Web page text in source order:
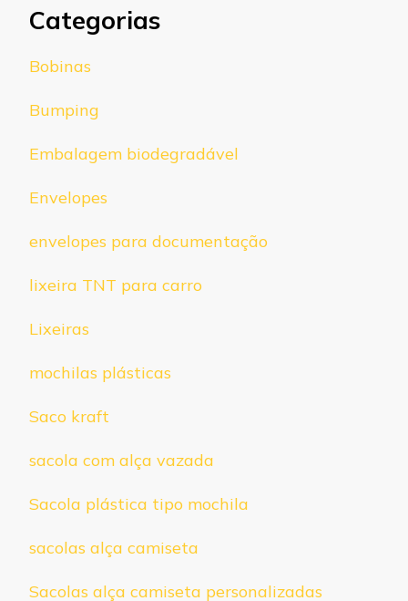
Categorias
Bobinas
Bumping
Embalagem biodegradável
Envelopes
envelopes para documentação
lixeira TNT para carro
Lixeiras
mochilas plásticas
Saco kraft
sacola com alça vazada
Sacola plástica tipo mochila
sacolas alça camiseta
Sacolas alça camiseta personalizadas